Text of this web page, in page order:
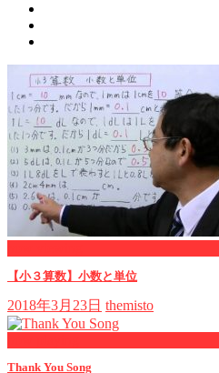
【小３算数】小数と単位
2018年3月23日 themisto
Thank You Song